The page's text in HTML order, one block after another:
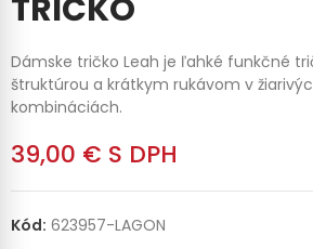
TRIČKO
Dámske tričko Leah je ľahké funkčné
štruktúrou a krátkym rukávom v
kombináciách.
39,00 € S DPH
Kód: 623957-LAGON